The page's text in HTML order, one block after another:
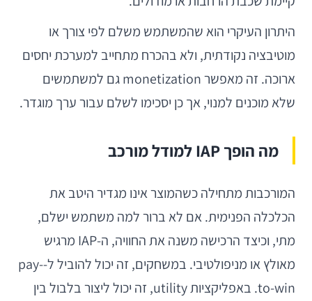
היתרון העיקרי הוא שהמשתמש משלם לפי צורך או
מוטיבציה נקודתית, ולא בהכרח מתחייב למערכת יחסים
ארוכה. זה מאפשר monetization גם למשתמשים
שלא מוכנים למנוי, אך כן יסכימו לשלם עבור ערך מוגדר.
מה הופך IAP למודל מורכב
המורכבות מתחילה כשהמוצר אינו מגדיר היטב את
הכלכלה הפנימית. אם לא ברור למה משתמש ישלם,
מתי, וכיצד הרכישה משנה את החוויה, ה-IAP מרגיש
מאולץ או מניפולטיבי. במשחקים, זה יכול להוביל ל-pay-
to-win. באפליקציות utility, זה יכול ליצור בלבול בין